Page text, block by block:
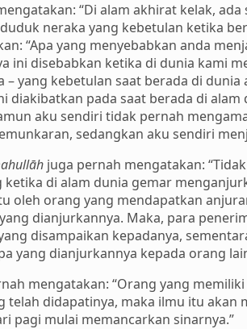
“Di alam akhirat kelak,
neraka yang kebetulan ketika
“Apa yang menyebabkan anda
ini disebabkan ketika di dunia kami
– yang kebetulan saat berada di
diakibatkan pada saat berada di
aku sendiri tidak pernah
sedangkan aku sendiri
juga pernah mengatakan:
ketika di alam dunia gemar
oleh orang yang mendapatkan
dianjurkannya. Maka, para
disampaikan kepadanya,
yang dianjurkannya kepada orang
mengatakan: “Orang yang
telah didapatinya, maka ilmu itu
pagi mulai memancarkan sinarnya.”